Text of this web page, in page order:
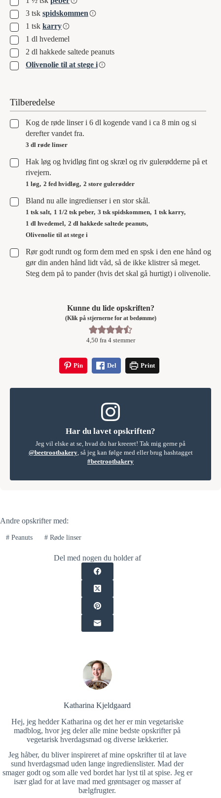
▢
3 tsk spidskommen
▢1 tsk karry
▢1 dl hvedemel
▢
2 dl hakkede saltede peanuts
▢
Olivenolie til at stege i
Tilberedelse
▢
Kog de røde linser i 6 dl kogende vand i ca 8 min og si
derefter vandet fra.
3 dl røde linser
▢
Hak løg og hvidløg fint og skræl og riv gulerødderne på et
rivejern.
1 løg, 2 fed hvidløg, 2 store gulerødder
▢
Bland nu alle ingredienser i en stor skål.
1 tsk salt, 1 1/2 tsk peber, 3 tsk spidskommen, 1 tsk karry,
1 dl hvedemel, 2 dl hakkede saltede peanuts,
Olivenolie til at stege i
▢
Rør godt rundt og form dem med en spsk i den ene hånd og
gør din anden hånd lidt våd, så de ikke klistrer så meget.
Steg dem på to pander (hvis det skal gå hurtigt) i olivenolie.
Kunne du lide opskriften?
(Klik på stjernerne for at bedømme)
4,50 fra 4stemmer
Pin Del Print
Har du lavet opskriften?
Jeg vil elske at se, hvad du har kreeret! Tak mig gerne på
@beetrootbakery, så jeg kan følge med eller brug hashtagget
#beetrootbakery
Andre opskrifter med:
#Peanuts #Røde linser
Del med nogen du holder af
Katharina Kjeldgaard
Hej, jeg hedder Katharina og det her er min vegetariske
madblog, hvor jeg deler alle mine bedste opskrifter på
vegetarisk hverdagsmad og diverse lækkerier.
Jeg håber, du bliver inspireret af mine opskrifter til at lave
sund hverdagsmad uden lange ingredienslister. Mad der
smager godt og som alle ved bordet har lyst til at spise. Jeg er
især glad for at lave mad med grøntsager og masser af
bælgfrugter.